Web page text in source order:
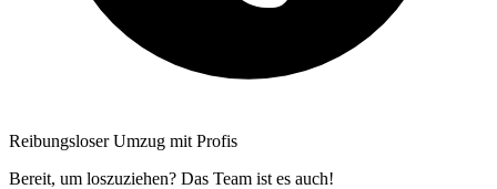
Reibungsloser Umzug mit Profis
Bereit, um loszuziehen? Das Team ist es auch!